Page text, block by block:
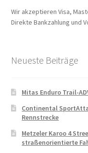
Wir akzeptieren Visa,
Direkte Bankzahlung und
Neueste Beiträge
Mitas Enduro Trail-
Continental
Rennstrecke
Metzeler Karoo 4
straßenorientierte